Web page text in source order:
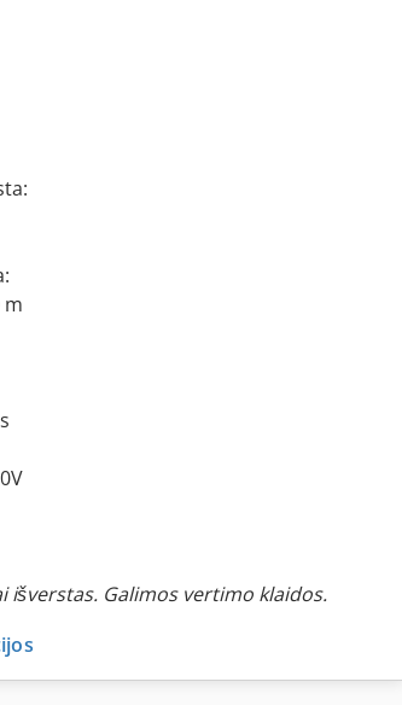
m
išverstas. Galimos vertimo klaidos.